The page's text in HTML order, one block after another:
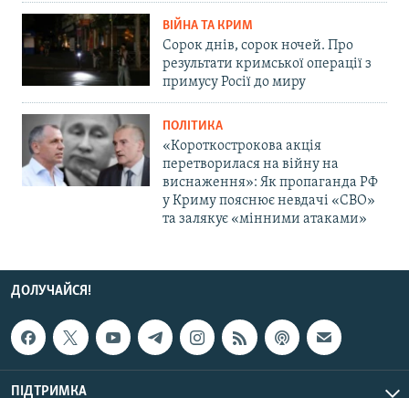
ВІЙНА ТА КРИМ
Сорок днів, сорок ночей. Про
результати кримської операції з
примусу Росії до миру
ПОЛІТИКА
«Короткострокова акція
перетворилася на війну на
виснаження»: Як пропаганда РФ
у Криму пояснює невдачі «СВО»
та залякує «мінними атаками»
ДОЛУЧАЙСЯ!
ПІДТРИМКА